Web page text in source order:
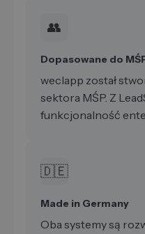
👥
Dopasowane do
weclapp został
sektora MŚP. Z
funkcjonalność
🇩🇪
Made in Germany
Oba systemy są